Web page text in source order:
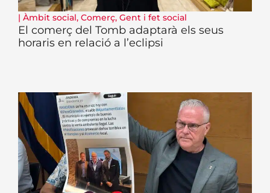
| Àmbit social, Comerç, Gent i fet social
El comerç del Tomb adaptarà els seus
horaris en relació a l’eclipsi